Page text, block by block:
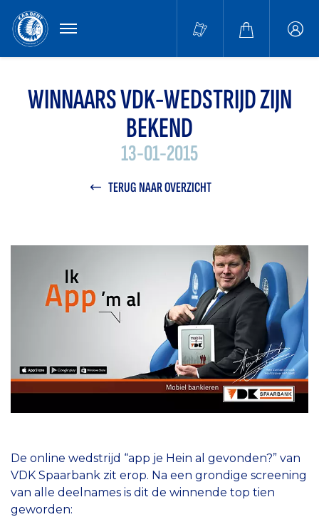
MENU
WINNAARS VDK-WEDSTRIJD ZIJN
BEKEND
13-01-2015
TERUG NAAR OVERZICHT
De online wedstrijd “app je Hein al gevonden?” van
VDK Spaarbank zit erop. Na een grondige screening
van alle deelnames is dit de winnende top tien
geworden: